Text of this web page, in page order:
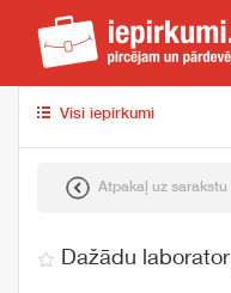
Visi iepirkumi
Atpakaļ uz sarakstu
Dažādu